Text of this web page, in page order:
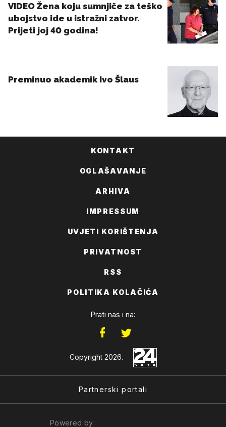
KONTAKT
OGLAŠAVANJE
ARHIVA
IMPRESSUM
UVJETI KORIŠTENJA
PRIVATNOST
RSS
POLITIKA KOLAČIĆA
Prati nas i na:
Copyright 2026.
Partnerski portali
Powered by: